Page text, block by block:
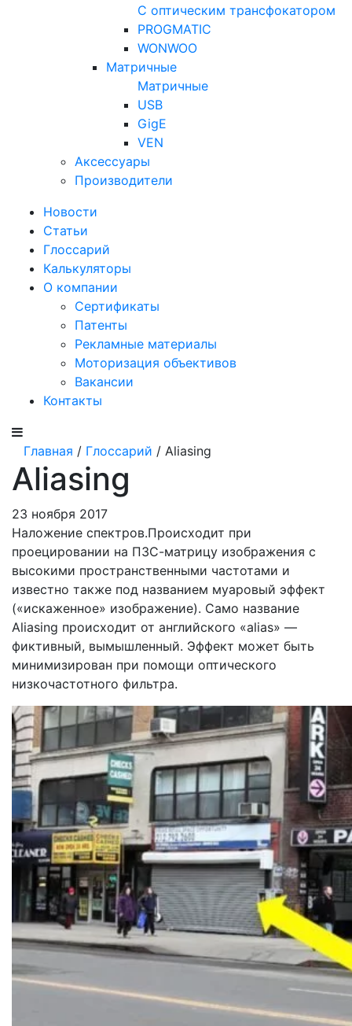
С оптическим трансфокатором
PROGMATIC
WONWOO
Матричные
Матричные
USB
GigE
VEN
Аксессуары
Производители
Новости
Статьи
Глоссарий
Калькуляторы
О компании
Сертификаты
Патенты
Рекламные материалы
Моторизация объективов
Вакансии
Контакты
Главная / Глоссарий / Aliasing
Aliasing
23 ноября 2017
Наложение спектров.Происходит при
проецировании на ПЗС-матрицу изображения с
высокими пространственными частотами и
известно также под названием муаровый эффект
(«искаженное» изображение). Само название
Aliasing происходит от английского «alias» —
фиктивный, вымышленный. Эффект может быть
минимизирован при помощи оптического
низкочастотного фильтра.